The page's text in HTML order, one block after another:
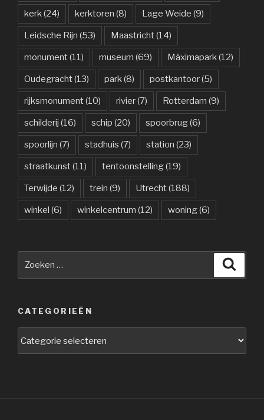
kerk(24) kerktoren (8) Lage Weide (9)
Leidsche Rijn (53) Maastricht(14)
monument(11) museum (69) Máximapark(12)
Oudegracht(13) park(8) postkantoor(5)
rijksmonument(10) rivier(7) Rotterdam (9)
schilderij (16) schip (20) spoorbrug(6)
spoorlijn (7) stadhuis (7) station (23)
straatkunst(11) tentoonstelling(19)
Terwijde (12) trein (9) Utrecht(188)
winkel (6) winkelcentrum (12) woning(6)
CATEGORIEËN